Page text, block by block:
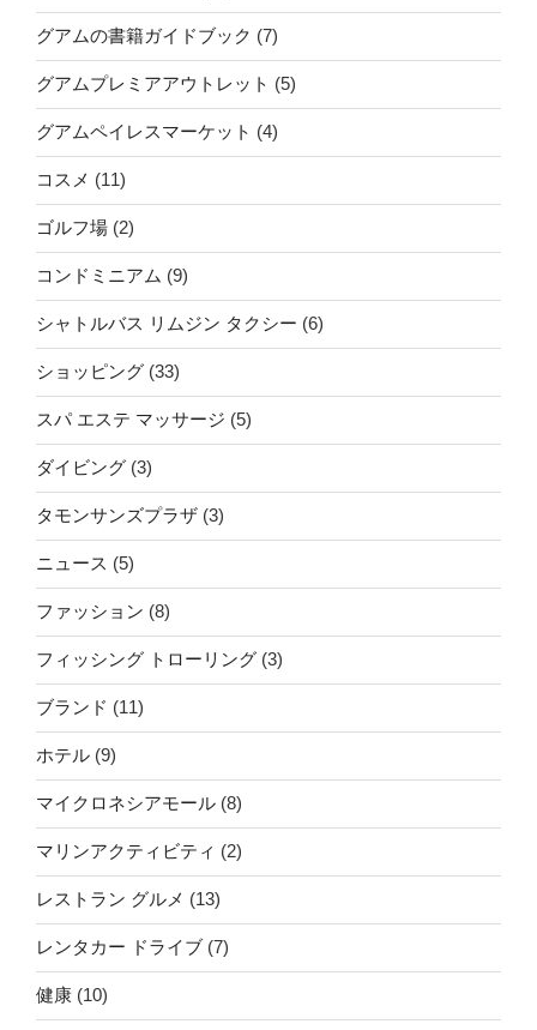
グアムの書籍ガイドブック (7)
グアムプレミアアウトレット (5)
グアムペイレスマーケット (4)
コスメ (11)
ゴルフ場 (2)
コンドミニアム (9)
シャトルバス リムジン タクシー (6)
ショッピング (33)
スパ エステ マッサージ (5)
ダイビング (3)
タモンサンズプラザ (3)
ニュース (5)
ファッション (8)
フィッシング トローリング (3)
ブランド (11)
ホテル (9)
マイクロネシアモール (8)
マリンアクティビティ (2)
レストラン グルメ (13)
レンタカー ドライブ (7)
健康 (10)